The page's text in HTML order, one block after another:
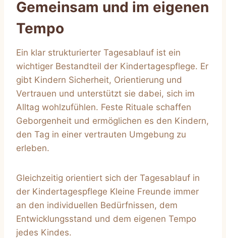
Gemeinsam und im eigenen
Tempo
Ein klar strukturierter Tagesablauf ist ein
wichtiger Bestandteil der Kindertagespflege. Er
gibt Kindern Sicherheit, Orientierung und
Vertrauen und unterstützt sie dabei, sich im
Alltag wohlzufühlen. Feste Rituale schaffen
Geborgenheit und ermöglichen es den Kindern,
den Tag in einer vertrauten Umgebung zu
erleben.
Gleichzeitig orientiert sich der Tagesablauf in
der Kindertagespflege Kleine Freunde immer
an den individuellen Bedürfnissen, dem
Entwicklungsstand und dem eigenen Tempo
jedes Kindes.